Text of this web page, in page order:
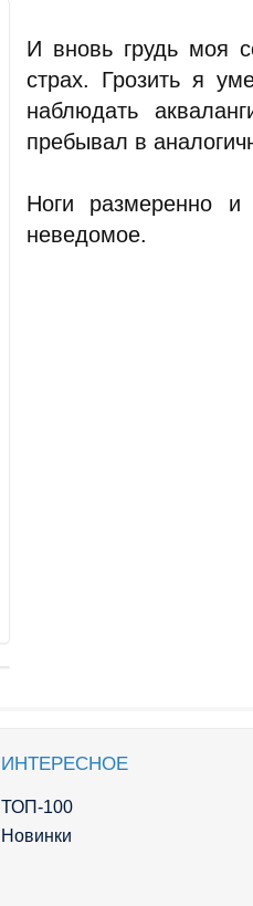
И вновь грудь моя
страх. Грозить я
наблюдать
пребывал в
Ноги размеренно
неведомое.
ИНТЕРЕСНОЕ
ТОП-100
Новинки